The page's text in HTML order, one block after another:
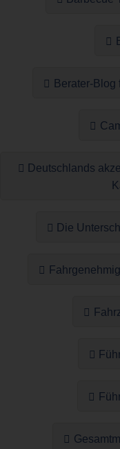
Berater-Blog
Deutschlands
Die